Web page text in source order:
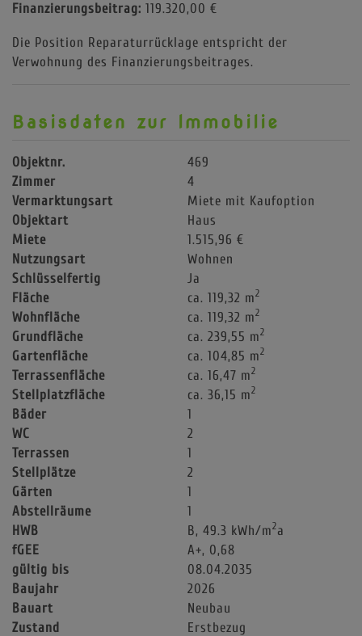
Finanzierungsbeitrag: 119.320,00 €
Die Position Reparaturrücklage entspricht der
Verwohnung des Finanzierungsbeitrages.
Basisdaten zur Immobilie
Objektnr.
469
Zimmer
4
Vermarktungsart
Miete mit Kaufoption
Objektart
Haus
Miete
1.515,96 €
Nutzungsart
Wohnen
Schlüsselfertig
Ja
Fläche
ca. 119,32 m2
Wohnfläche ca. 119,32 m2
Grundfläche ca. 239,55 m2
Gartenfläche ca. 104,85 m2
Terrassenfläche ca. 16,47 m2
Stellplatzfläche ca. 36,15 m2
Bäder
1
WC
2
Terrassen
1
Stellplätze
2
Gärten
1
Abstellräume
1
HWB
B, 49.3 kWh/m2a
fGEE
A+, 0,68
gültig bis
08.04.2035
Baujahr
2026
Bauart
Neubau
Zustand
Erstbezug